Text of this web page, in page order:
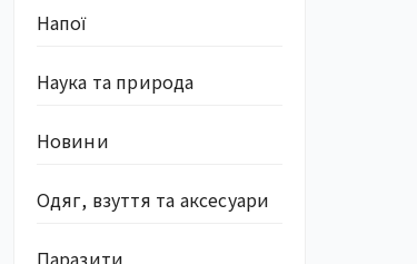
Напої
Наука та природа
Новини
Одяг, взуття та аксесуари
Паразити